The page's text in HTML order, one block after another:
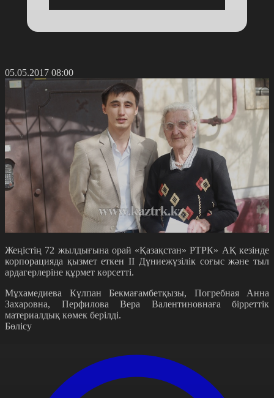
05.05.2017 08:00
Жеңістің 72 жылдығына орай «Қазақстан» РТРК» АҚ кезінде
корпорацияда қызмет еткен II Дүниежүзілік соғыс және тыл
ардагерлеріне құрмет көрсетті.
Мұхамедиева Күлпан Бекмағамбетқызы, Погребная Анна
Захаровна, Перфилова Вера Валентиновнаға бірреттік
материалдық көмек берілді.
Бөлісу